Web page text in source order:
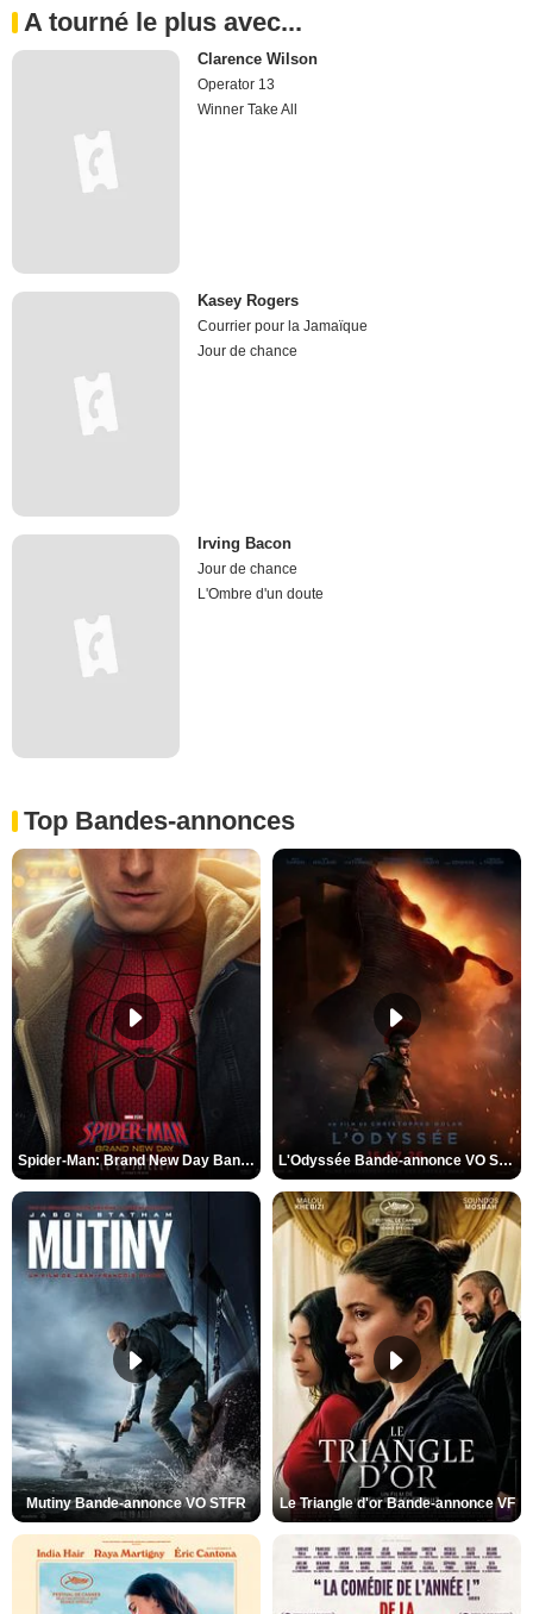
A tourné le plus avec...
Clarence Wilson
Operator 13
Winner Take All
Kasey Rogers
Courrier pour la Jamaïque
Jour de chance
Irving Bacon
Jour de chance
L'Ombre d'un doute
Top Bandes-annonces
Spider-Man: Brand New Day Bande-annonce VO STFR L'Odyssée Bande-annonce VO STFR
Mutiny Bande-annonce VO STFR Le Triangle d'or Bande-annonce VF